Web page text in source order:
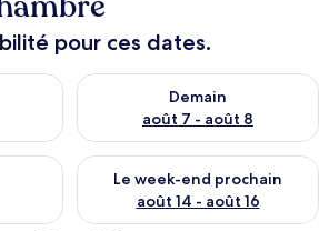
pour ces dates.
ce soir août 6 - août 7
Demain
août 7 - août 8
Vérifier la disponibilité pour
ce week-end août 7 - août 9
Le week-end prochain
août 14 - août 16
Vérifier la disponibilité pour